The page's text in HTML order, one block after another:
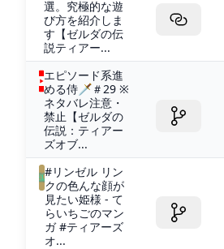
選。究極的な遊
び方を紹介しま
す【ゼルダの伝
説ティアー...
エピソード系進
める侍🗡＃29 ※
ネタバレ注意・
禁止【ゼルダの
伝説：ティアー
ズオブ...
#リンゼル リン
クの色んな顔が
見たい姫様 - て
らいちごのマン
ガ #ティアーズ
オ...